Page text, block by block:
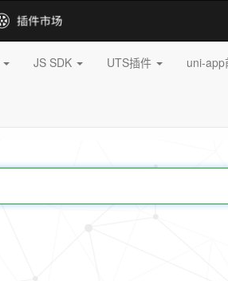
JS SDK UTS插件 uni-